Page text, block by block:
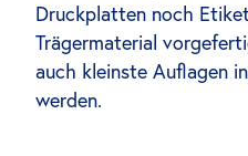
Druckplatten noch
Trägermaterial
auch kleinste Auflagen
werden.